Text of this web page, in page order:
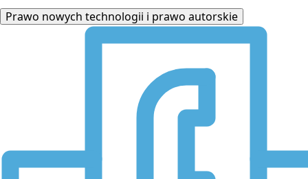
Prawo nowych technologii i prawo autorskie